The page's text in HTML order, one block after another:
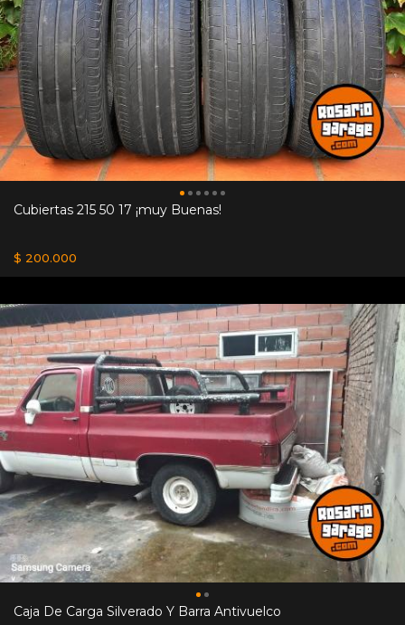
Cubiertas 215 50 17 ¡muy Buenas!
$ 200.000
Caja De Carga Silverado Y Barra Antivuelco